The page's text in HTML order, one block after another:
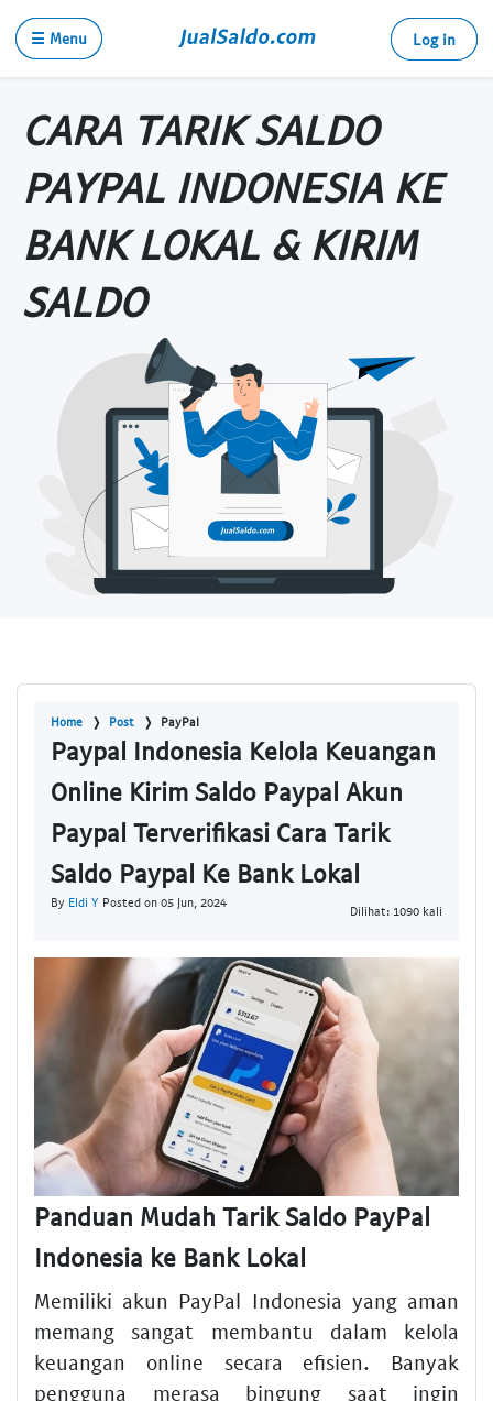
☰ Menu Log in
CARA TARIK SALDO
PAYPAL INDONESIA KE
BANK LOKAL & KIRIM
SALDO
Home Post PayPal
Paypal Indonesia Kelola Keuangan
Online Kirim Saldo Paypal Akun
Paypal Terverifikasi Cara Tarik
Saldo Paypal Ke Bank Lokal
By Eldi Y Posted on 05 Jun, 2024
Dilihat: 1090 kali
Panduan Mudah Tarik Saldo PayPal
Indonesia ke Bank Lokal
Memiliki akun PayPal Indonesia yang aman
memang sangat membantu dalam kelola
keuangan online secara efisien. Banyak
pengguna merasa bingung saat ingin